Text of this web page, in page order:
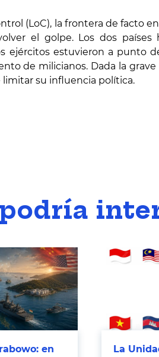
(LoC), la frontera de facto
el golpe. Los dos
ejércitos estuvieron a punto
de milicianos. Dada la
su influencia política.
en
La